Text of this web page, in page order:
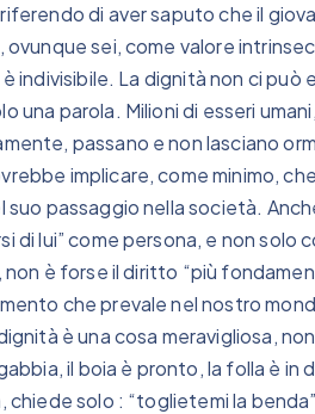
di aver saputo che il
ovunque sei, come valore
indivisibile. La dignità non ci
una parola. Milioni di esseri
passano e non lasciano
implicare, come minimo,
suo passaggio nella società.
di lui” come persona, e non
è forse il diritto “più
che prevale nel nostro
è una cosa meravigliosa,
il boia è pronto, la folla è
chiede solo : “toglietemi la